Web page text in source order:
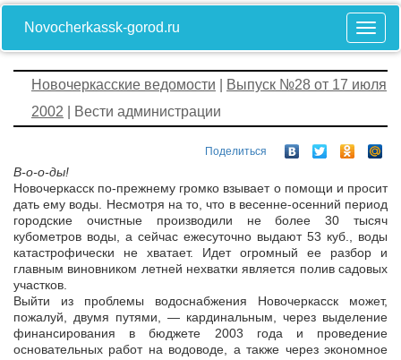
Novocherkassk-gorod.ru
Новочеркасские ведомости
Выпуск №28 от 17 июля
2002 | Вести администрации
Поделиться
В-о-о-ды!
Новочеркасск по-прежнему громко взывает о помощи и просит
дать ему воды. Несмотря на то, что в весенне-осенний период
городские очистные производили не более 30 тысяч
кубометров воды, а сейчас ежесуточно выдают 53 куб., воды
катастрофически не хватает. Идет огромный ее разбор и
главным виновником летней нехватки является полив садовых
участков.
Выйти из проблемы водоснабжения Новочеркасск может,
пожалуй, двумя путями, — кардинальным, через выделение
финансирования в бюджете 2003 года и проведение
основательных работ на водоводе, а также через экономное